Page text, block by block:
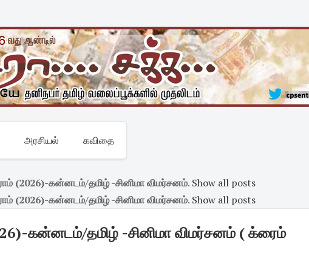
அரசியல் கவிதை
(2026)-கன்னடம்/தமிழ் -சினிமா விமர்சனம். Show all posts
(2026)-கன்னடம்/தமிழ் -சினிமா விமர்சனம். Show all posts
கன்னடம்/தமிழ் -சினிமா விமர்சனம் ( க்ரைம்